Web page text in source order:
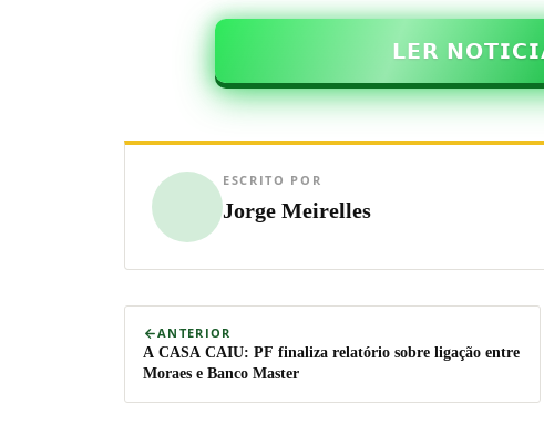
𝗟𝗘𝗥
ESCRITO POR
Jorge Meirelles
ANTERIOR
A CASA CAIU: PF finaliza relatório sobre ligação entre
Moraes e Banco Master